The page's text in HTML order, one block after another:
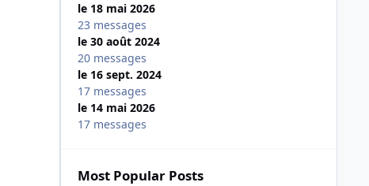
le 18 mai 2026
23 messages
le 30 août 2024
20 messages
le 16 sept. 2024
17 messages
le 14 mai 2026
17 messages
Most Popular Posts